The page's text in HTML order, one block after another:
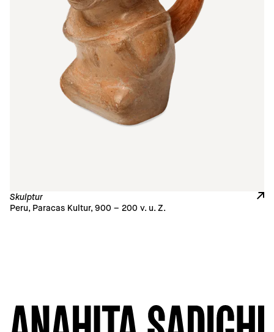
Skulptur
Peru, Paracas Kultur, 900 – 200 v. u. Z.